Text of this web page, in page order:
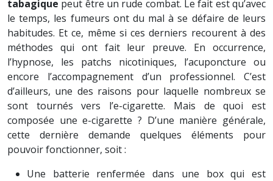
tabagique peut être un rude combat. Le fait est qu’avec
le temps, les fumeurs ont du mal à se défaire de leurs
habitudes. Et ce, même si ces derniers recourent à des
méthodes qui ont fait leur preuve. En occurrence,
l’hypnose, les patchs nicotiniques, l’acuponcture ou
encore l’accompagnement d’un professionnel. C’est
d’ailleurs, une des raisons pour laquelle nombreux se
sont tournés vers l’e-cigarette. Mais de quoi est
composée une e-cigarette ? D’une manière générale,
cette dernière demande quelques éléments pour
pouvoir fonctionner, soit :
Une batterie renfermée dans une box qui est